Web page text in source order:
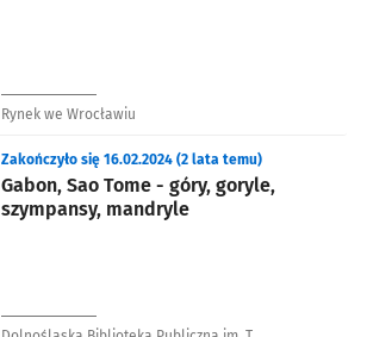
Rynek we Wrocławiu
Gabon, Sao Tome - góry, goryle,
szympansy, mandryle
Zakończyło się 16.02.2024 (2 lata temu)